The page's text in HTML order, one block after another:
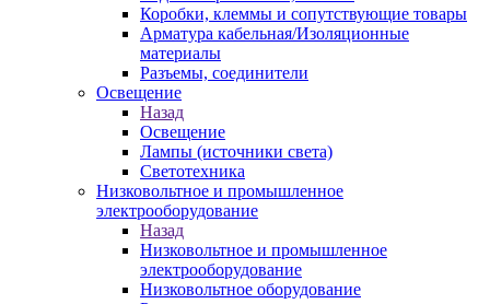
Коробки, клеммы и сопутствующие товары
Арматура кабельная/Изоляционные
материалы
Разъемы, соединители
Освещение
Назад
Освещение
Лампы (источники света)
Светотехника
Низковольтное и промышленное
электрооборудование
Назад
Низковольтное и промышленное
электрооборудование
Низковольтное оборудование